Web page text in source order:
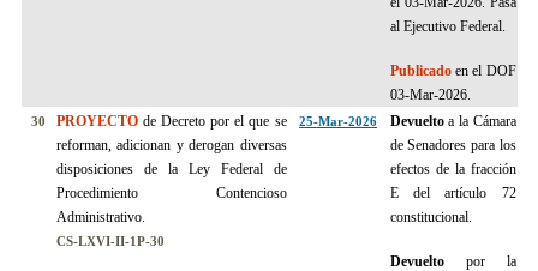
al Ejecutivo Federal.
Publicadoen el DOF
03-Mar-2026.
30 PROYECTOde Decreto por el que se
reforman, adicionan y derogan diversas
disposiciones de la Ley Federal de
Procedimiento Contencioso
Administrativo.
CS-LXVI-II-1P-30
25-Mar-2026 Devueltoa la Cámara
de Senadores para los
efectos de la fracción
E del artículo 72
constitucional.
Devueltopor la